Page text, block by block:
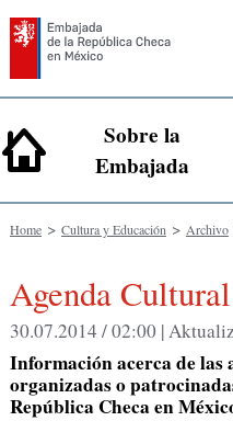
Sobre la
Embajada
Home> Cultura y Educación> Archivo
Agenda
30.07.2014 / 02:00 |
Información acerca de
organizadas o
República Checa en